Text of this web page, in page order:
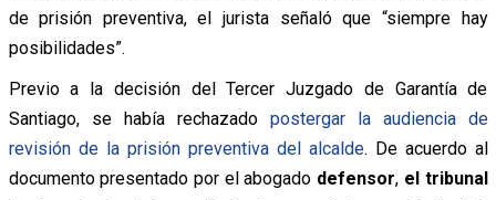
de prisión preventiva, el jurista señaló que “siempre hay
posibilidades”.
Previo a la decisión del Tercer Juzgado de Garantía de
Santiago, se había rechazado postergar la audiencia de
revisión de la prisión preventiva del alcalde. De acuerdo al
documento presentado por el abogado defensor, el tribunal